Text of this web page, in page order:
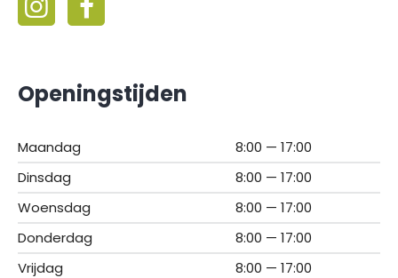
Openingstijden
Maandag
8:00 — 17:00
Dinsdag
8:00 — 17:00
Woensdag
8:00 — 17:00
Donderdag
8:00 — 17:00
Vrijdag
8:00 — 17:00